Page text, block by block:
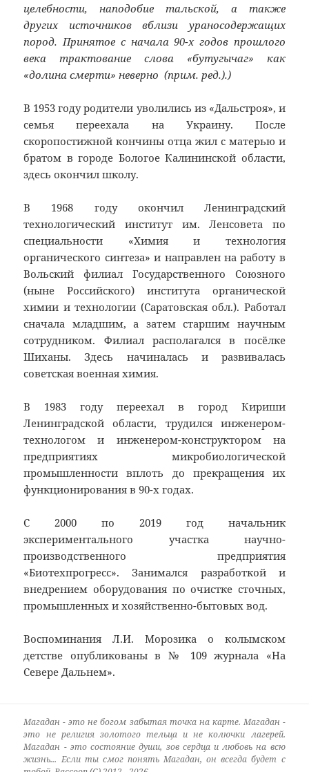
целебности, наподобие тальской, а также
других источников вблизи ураносодержащих
пород. Принятое с начала 90-х годов прошлого
века трактование слова «бутугычаг» как
«долина смерти» неверно (прим. ред.).)
В 1953 году родители уволились из «Дальстроя», и
семья переехала на Украину. После
скоропостижной кончины отца жил с матерью и
братом в городе Бологое Калининской области,
здесь окончил школу.
В 1968 году окончил Ленинградский
технологический институт им. Ленсовета по
специальности «Химия и технология
органического синтеза» и направлен на работу в
Вольский филиал Государственного Союзного
(ныне Российского) института органической
химии и технологии (Саратовская обл.). Работал
сначала младшим, а затем старшим научным
сотрудником. Филиал располагался в посёлке
Шиханы. Здесь начиналась и развивалась
советская военная химия.
В 1983 году переехал в город Кириши
Ленинградской области, трудился инженером-
технологом и инженером-конструктором на
предприятиях микробиологической
промышленности вплоть до прекращения их
функционирования в 90-х годах.
С 2000 по 2019 год начальник
экспериментального участка научно-
производственного предприятия
«Биотехпрогресс». Занимался разработкой и
внедрением оборудования по очистке сточных,
промышленных и хозяйственно-бытовых вод.
Воспоминания Л.И. Морозика о колымском
детстве опубликованы в № 109 журнала «На
Севере Дальнем».
Магадан - это не богом забытая точка на карте. Магадан -
это не религия золотого тельца и не колючки лагерей.
Магадан - это состояние души, зов сердца и любовь на всю
жизнь... Если ты смог понять Магадан, он всегда будет с